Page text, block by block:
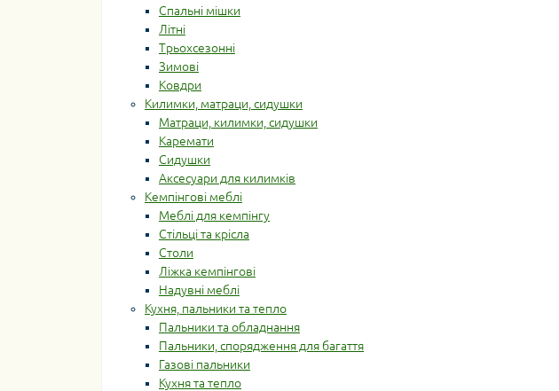
Спальні мішки
Літні
Трьохсезонні
Зимові
Ковдри
Килимки, матраци, сидушки
Матраци, килимки, сидушки
Каремати
Сидушки
Аксесуари для килимків
Кемпінгові меблі
Меблі для кемпінгу
Стільці та крісла
Столи
Ліжка кемпінгові
Надувні меблі
Кухня, пальники та тепло
Пальники та обладнання
Пальники, спорядження для багаття
Газові пальники
Кухня та тепло